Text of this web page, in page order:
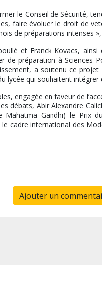
le Conseil de Sécurité,
faire évoluer le droit de
de préparations intenses
et Franck Kovacs,
de préparation à Sciences
a soutenu ce
qui souhaitent intégrer
engagée en faveur de
débats, Abir Alexandre
Mahatma Gandhi) le Prix
cadre international des
Ajouter un